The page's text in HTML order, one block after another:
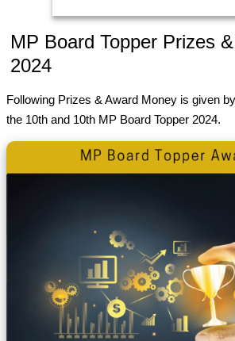
MP Board Topper Prizes
2024
Following Prizes & Award Money is given
the 10th and 10th MP Board Topper 2024.